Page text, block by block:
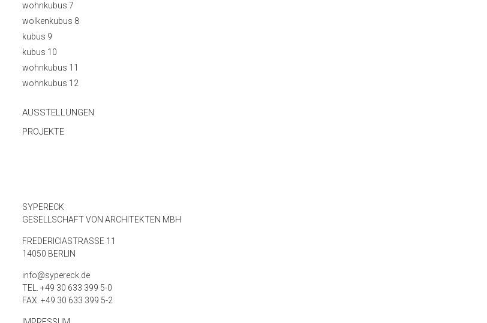
wohnkubus 7
wolkenkubus 8
kubus 9
kubus 10
wohnkubus 11
wohnkubus 12
AUSSTELLUNGEN
PROJEKTE
SYPERECK
GESELLSCHAFT VON ARCHITEKTEN MBH
FREDERICIASTRASSE 11
14050 BERLIN
info@sypereck.de
TEL. +49 30 633 399 5-0
FAX. +49 30 633 399 5-2